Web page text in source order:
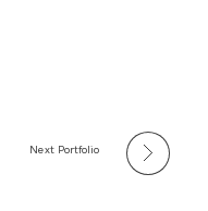
Next Portfolio